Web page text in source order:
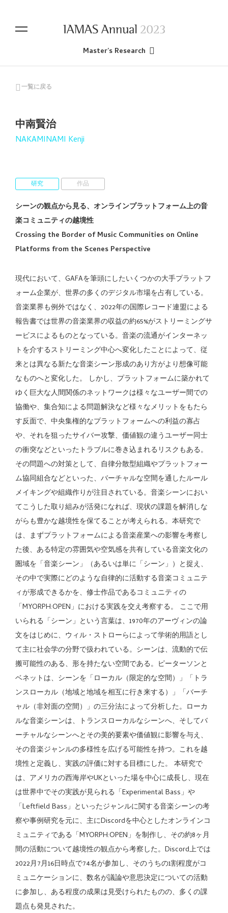
Master’s Research
一覧に戻る
中南賢治
NAKAMINAMI Kenji
研究 作品
シーンの観点から見る、オンラインプラットフォーム上の音
楽コミュニティの越境性
Crossing the Border of Music Communities on Online
Platforms from the Scenes Perspective
現代において、GAFAを筆頭にしたいくつかの大手プラットフ
ォーム企業が、世界の多くのデジタル市場を占有している。
音楽業界も例外ではなく、2022年の国際レコード連盟による
報告書では世界の音楽業界の収益の約65%がストリーミングサ
ービスによるものとなっている。音楽の流通がインターネッ
トを介するストリーミング中心へ変化したことによって、従
来とは異なる新たな音楽シーン形成のあり方がより想像可能
なものへと変化した。 しかし、プラットフォームに築かれて
ゆく巨大な人間関係のネットワークは様々なユーザー間での
協働や、集合知による問題解決など様々なメリットをもたら
す反面で、中央集権的なプラットフォームへの利益の寡占
や、それを狙ったサイバー攻撃、価値観の違うユーザー同士
の衝突などといったトラブルに巻き込まれるリスクもある。
その問題への対策として、自律分散型組織やプラットフォー
ム協同組合などといった、バーチャルな空間を通したルール
メイキングや組織作りが注目されている。音楽シーンにおい
てこうした取り組みが活発になれば、現状の課題を解消しな
がらも豊かな越境性を保てることが考えられる。本研究で
は、まずプラットフォームによる音楽産業への影響を考察し
た後、ある特定の雰囲気や空気感を共有している音楽文化の
圏域を「音楽シーン」（あるいは単に「シーン」）と捉え、
その中で実際にどのような自律的に活動する音楽コミュニテ
ィが形成できるかを、修士作品であるコミュニティの
「MYORPH:OPEN」における実践を交え考察する。 ここで用
いられる「シーン」という言葉は、1970年のアーヴィンの論
文をはじめに、ウィル・ストローらによって学術的用語とし
て主に社会学の分野で扱われている。シーンは、流動的で伝
搬可能性のある、形を持たない空間である。ピーターソンと
ベネットは、シーンを「ローカル（限定的な空間）」「トラ
ンスローカル（地域と地域を相互に行き来する）」「バーチ
ャル（非対面の空間）」の三分法によって分析した。ローカ
ルな音楽シーンは、トランスローカルなシーンへ、そしてバ
ーチャルなシーンへとその美的要素や価値観に影響を与え、
その音楽ジャンルの多様性を広げる可能性を持つ。これを越
境性と定義し、実践の評価に対する目標にした。 本研究で
は、アメリカの西海岸やUKといった場を中心に成長し、現在
は世界中でその実践が見られる「Experimental Bass」や
「Leftfield Bass」といったジャンルに関する音楽シーンの考
察や事例研究を元に、主にDiscordを中心としたオンラインコ
ミュニティである「MYORPH:OPEN」を制作し、その約8ヶ月
間の活動について越境性の観点から考察した。Discord上では
2022月7月16日時点で74名が参加し、そのうちの1割程度がコ
ミュニケーションに、数名が議論や意思決定についての活動
に参加し、ある程度の成果は見受けられたものの、多くの課
題点も発見された。